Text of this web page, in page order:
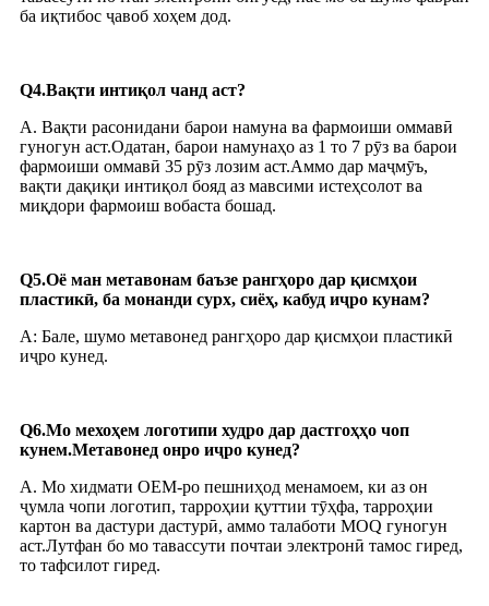
ба иқтибос ҷавоб хоҳем дод.
Q4.Вақти интиқол чанд аст?
A. Вақти расонидани барои намуна ва фармоиши оммавӣ
гуногун аст.Одатан, барои намунаҳо аз 1 то 7 рӯз ва барои
фармоиши оммавӣ 35 рӯз лозим аст.Аммо дар маҷмӯъ,
вақти дақиқи интиқол бояд аз мавсими истеҳсолот ва
миқдори фармоиш вобаста бошад.
Q5.Оё ман метавонам баъзе рангҳоро дар қисмҳои
пластикӣ, ба монанди сурх, сиёҳ, кабуд иҷро кунам?
A: Бале, шумо метавонед рангҳоро дар қисмҳои пластикӣ
иҷро кунед.
Q6.Мо мехоҳем логотипи худро дар дастгоҳҳо чоп
кунем.Метавонед онро иҷро кунед?
A. Мо хидмати OEM-ро пешниҳод менамоем, ки аз он
ҷумла чопи логотип, тарроҳии қуттии тӯҳфа, тарроҳии
картон ва дастури дастурӣ, аммо талаботи MOQ гуногун
аст.Лутфан бо мо тавассути почтаи электронӣ тамос гиред,
то тафсилот гиред.